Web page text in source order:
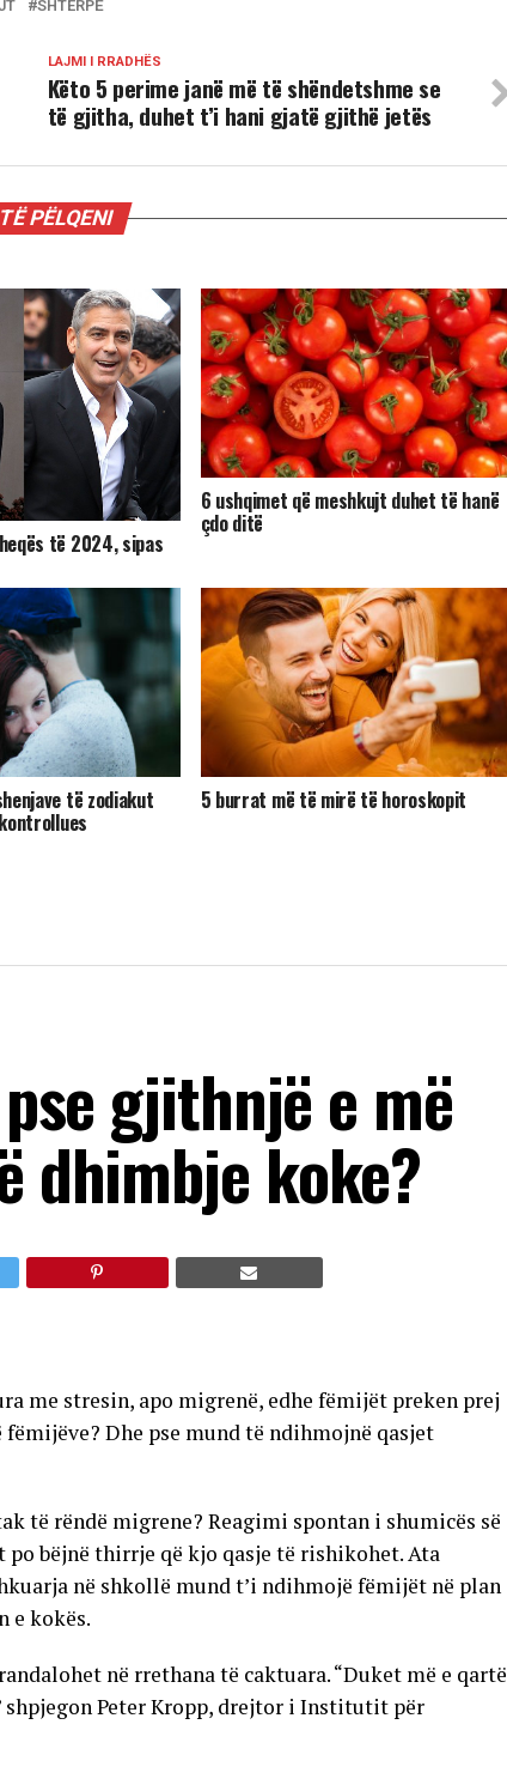
SHTERPË
LAJMI I RRADHËS
Këto 5 perime janë më të shëndetshme se
të gjitha, duhet t’i hani gjatë gjithë jetës
PËLQENI
të 2024, sipas
6 ushqimet që meshkujt duhet të hanë
çdo ditë
të zodiakut 5 burrat më të mirë të horoskopit
gjithnjë e më
dhimbje koke?
me stresin, apo migrenë, edhe fëmijët preken prej
Dhe pse mund të ndihmojnë qasjet
të rëndë migrene? Reagimi spontan i shumicës së
bëjnë thirrje që kjo qasje të rishikohet. Ata
në shkollë mund t’i ndihmojë fëmijët në plan
e kokës.
në rrethana të caktuara. “Duket më e qartë
shpjegon Peter Kropp, drejtor i Institutit për